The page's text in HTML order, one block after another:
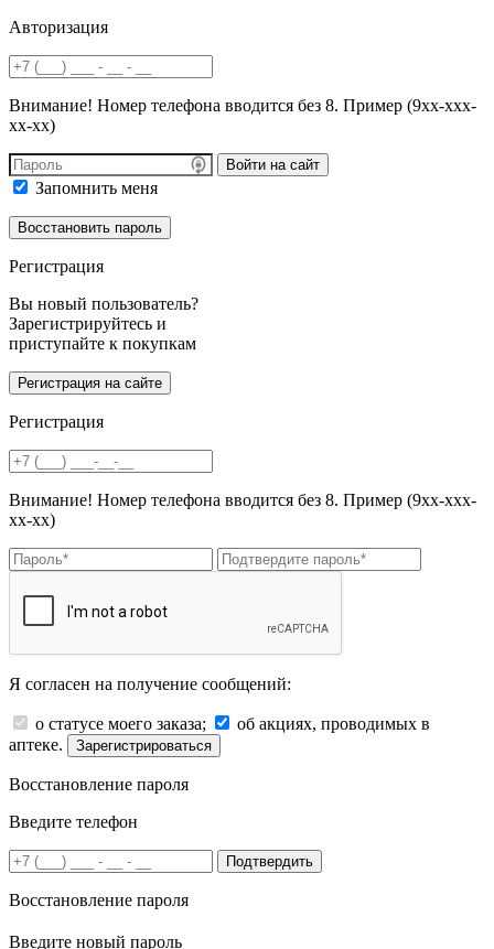
Авторизация
Внимание! Номер телефона вводится без 8. Пример (9хх-ххх-
хх-хх)
Войти на сайт
Запомнить меня
Регистрация
Вы новый пользователь?
Зарегистрируйтесь и
приступайте к покупкам
Регистрация
Внимание! Номер телефона вводится без 8. Пример (9хх-ххх-
хх-хх)
Я согласен на получение сообщений:
о статусе моего заказа;
об акциях, проводимых в
аптеке.
Зарегистрироваться
Восстановление пароля
Введите телефон
Подтвердить
Восстановление пароля
Введите новый пароль